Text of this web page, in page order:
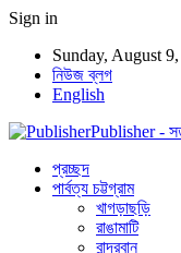
Sign in
Sunday, August
নিউজ ব্লগ
English
Publisher - সত্য
প্রচ্ছদ
পার্বত্য চট্টগ্রাম
খাগড়াছড়ি
রাঙামাটি
বান্দরবান